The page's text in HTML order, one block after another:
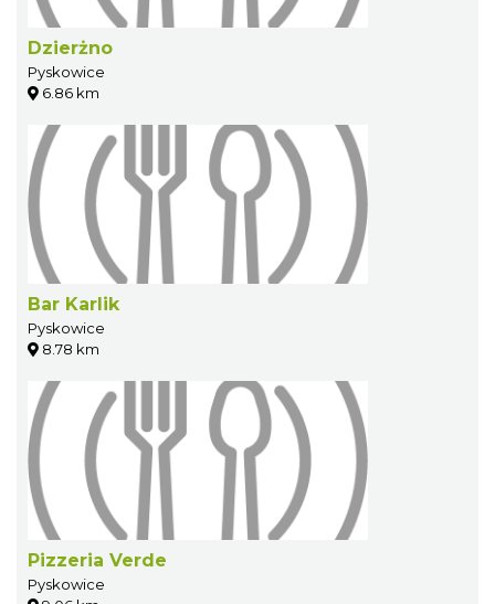
Dzierżno
Pyskowice
6.86 km
Bar Karlik
Pyskowice
8.78 km
Pizzeria Verde
Pyskowice